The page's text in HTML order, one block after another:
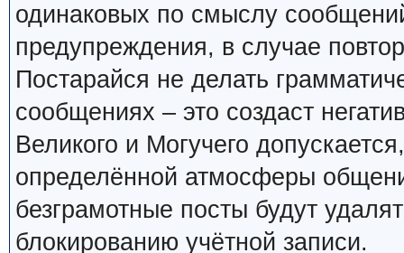
одинаковых по смыслу
предупреждения, в случае
Постарайся не делать
сообщениях – это создаст
Великого и Могучего
определённой атмосферы
безграмотные посты будут
блокированию учётной записи.